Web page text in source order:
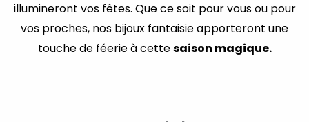
illumineront vos fêtes. Que ce soit pour vous ou pour
vos proches, nos bijoux fantaisie apporteront une
touche de féerie à cettesaison magique.